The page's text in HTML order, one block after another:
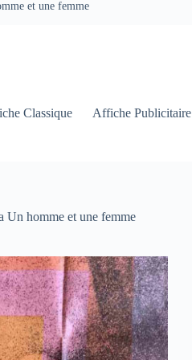
et une femme
Classique Affiche Publicitaire
Un homme et une femme